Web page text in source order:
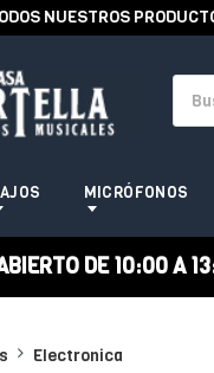
PRODUCTOS
MICRÓFONOS
DE 10:00
Electronica